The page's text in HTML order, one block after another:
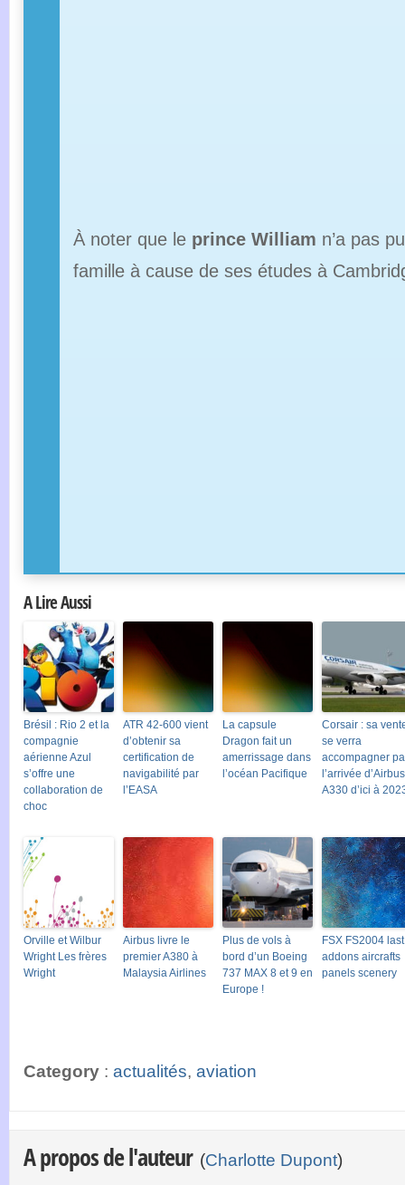
À noter que le prince William n’a pas
famille à cause de ses études à
A Lire Aussi
Brésil : Rio 2 et la
compagnie
aérienne Azul
s’offre une
collaboration de
choc
ATR 42-600 vient
d’obtenir sa
certification de
navigabilité par
l’EASA
La capsule
Dragon fait un
amerrissage dans
l’océan Pacifique
Corsair : sa
se verra
accompagner
l’arrivée d’Airbus
A330 d’ici à
Orville et Wilbur
Wright Les frères
Wright
Airbus livre le
premier A380 à
Malaysia Airlines
Plus de vols à
bord d’un Boeing
737 MAX 8 et 9 en
Europe !
FSX FS2004 last
addons aircrafts
panels scenery
Category : actualités, aviation
A propos de l'auteur (Charlotte Dupont)